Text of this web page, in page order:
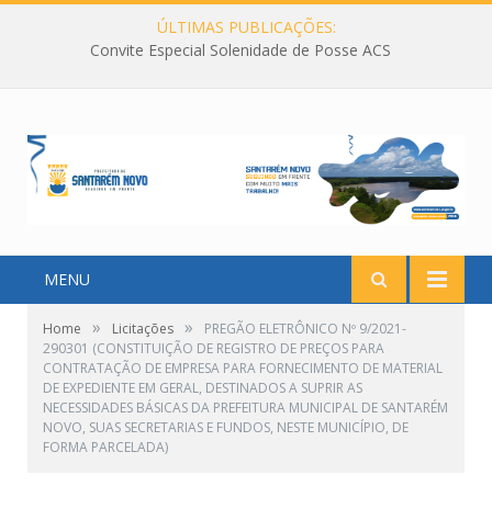
ÚLTIMAS PUBLICAÇÕES:
Convite Especial Solenidade de Posse ACS
MENU
Home » Licitações »
PREGÃO ELETRÔNICO Nº 9/2021-
290301 (CONSTITUIÇÃO DE REGISTRO DE PREÇOS PARA
CONTRATAÇÃO DE EMPRESA PARA FORNECIMENTO DE MATERIAL
DE EXPEDIENTE EM GERAL, DESTINADOS A SUPRIR AS
NECESSIDADES BÁSICAS DA PREFEITURA MUNICIPAL DE SANTARÉM
NOVO, SUAS SECRETARIAS E FUNDOS, NESTE MUNICÍPIO, DE
FORMA PARCELADA)